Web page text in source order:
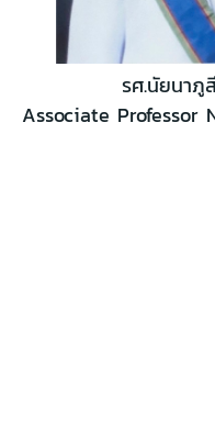
รศ.นัยนาภู
Associate Professor